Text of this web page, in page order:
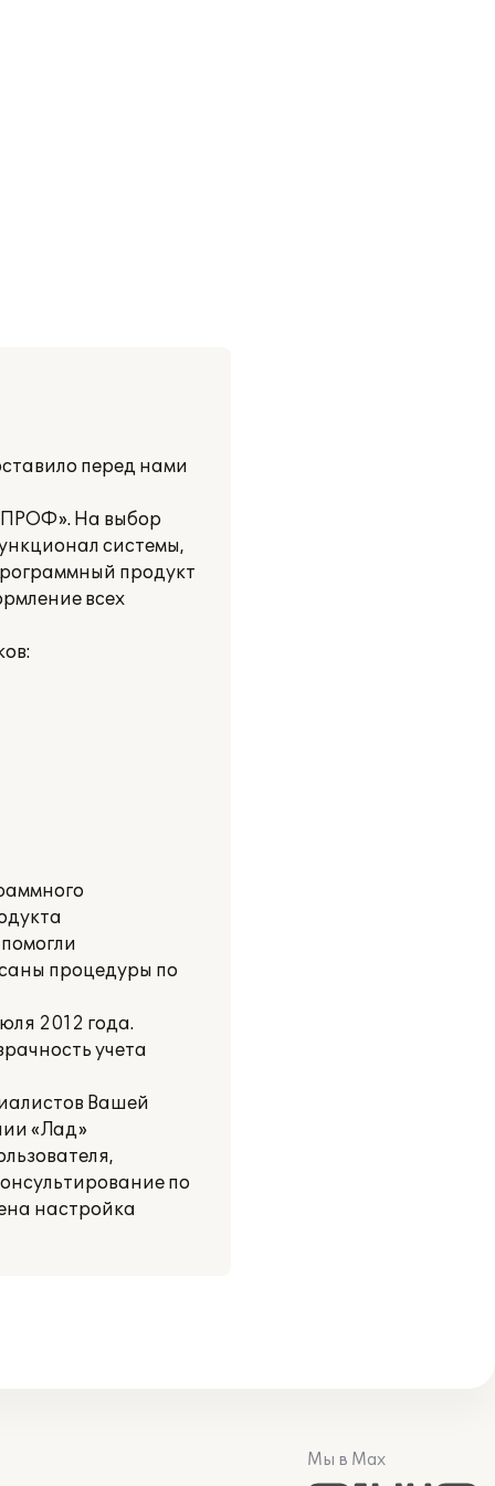
перед нами
ПРОФ». На выбор
системы,
продукт
всех
процедуры по
2012 года.
учета
Вашей
«Лад»
по
настройка
Мы в Max